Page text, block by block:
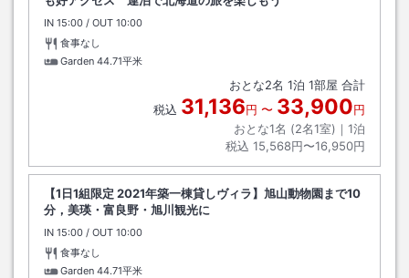
IN チェックイン
15:00 / OUT チェックアウト
10:00
食事なし
Garden 44.71平米
おとな2名 1泊 1部屋 合計
税込 31,136円 〜 33,900円
おとな1名 (2名1室)｜ 1泊
税込 15,568円〜16,950円
【1日1組限定 2021年築一棟貸しヴィラ】旭山動物園まで10
分，美瑛・富良野・旭川観光に
IN チェックイン
15:00 / OUT チェックアウト
10:00
食事なし
Garden 44.71平米